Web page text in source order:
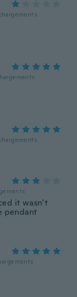
it wasn’t
pendant